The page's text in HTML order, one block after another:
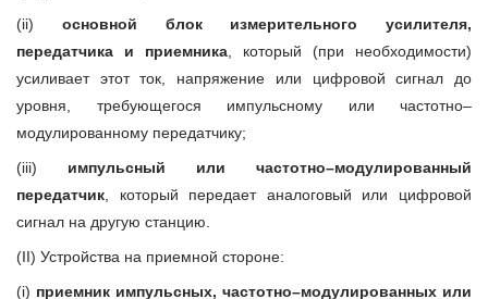
(ii) основной блок измерительного усилителя,
передатчика и приемника , который (при необходимости)
усиливает этот ток, напряжение или цифровой сигнал до
уровня, требующегося импульсному или частотно–
модулированному передатчику;
(iii) импульсный или частотно–модулированный
передатчик , который передает аналоговый или цифровой
сигнал на другую станцию.
(II) Устройства на приемной стороне:
(i) приемник импульсных, частотно–модулированных или